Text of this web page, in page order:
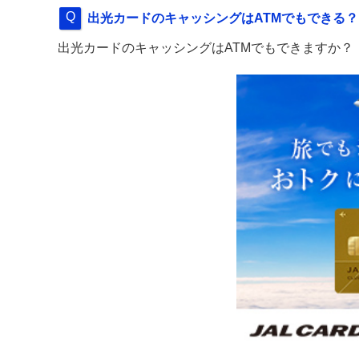
出光カードのキャッシングはATMでもできる？
出光カードのキャッシングはATMでもできますか？